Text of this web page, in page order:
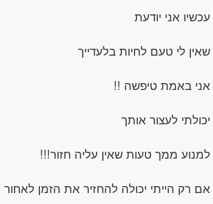
עכשיו אני יודעת
שאין לי טעם לחיות בלעדייך
אני באמת טיפשה !!
יכולתי לעצור אותך
למנוע ממך טעות שאין עליה חזור!!!
אם רק הייתי יכולה להחזיר את הזמן לאחור